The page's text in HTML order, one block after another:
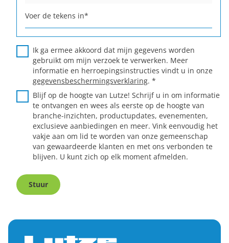
Voer de tekens in*
Ik ga ermee akkoord dat mijn gegevens worden
gebruikt om mijn verzoek te verwerken. Meer
informatie en herroepingsinstructies vindt u in onze
gegevensbeschermingsverklaring. *
Blijf op de hoogte van Lutze! Schrijf u in om informatie
te ontvangen en wees als eerste op de hoogte van
branche-inzichten, productupdates, evenementen,
exclusieve aanbiedingen en meer. Vink eenvoudig het
vakje aan om lid te worden van onze gemeenschap
van gewaardeerde klanten en met ons verbonden te
blijven. U kunt zich op elk moment afmelden.
Stuur